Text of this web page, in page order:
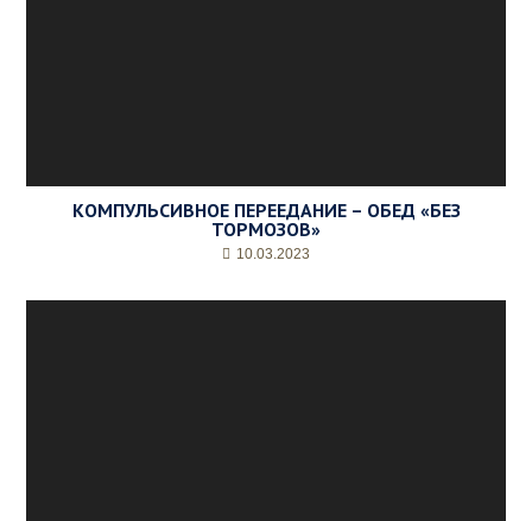
КОМПУЛЬСИВНОЕ ПЕРЕЕДАНИЕ – ОБЕД «БЕЗ
ТОРМОЗОВ»
10.03.2023